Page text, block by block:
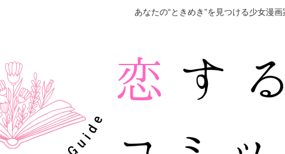
あなたの“ときめき”を見つける少女漫画